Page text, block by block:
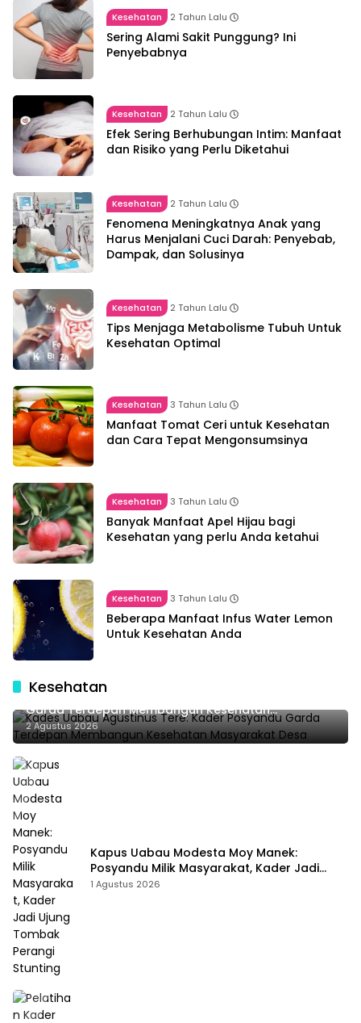
Kesehatan 2 Tahun Lalu
Sering Alami Sakit Punggung? Ini
Penyebabnya
Kesehatan 2 Tahun Lalu
Efek Sering Berhubungan Intim: Manfaat
dan Risiko yang Perlu Diketahui
Kesehatan 2 Tahun Lalu
Fenomena Meningkatnya Anak yang
Harus Menjalani Cuci Darah: Penyebab,
Dampak, dan Solusinya
Kesehatan 2 Tahun Lalu
Tips Menjaga Metabolisme Tubuh Untuk
Kesehatan Optimal
Kesehatan 3 Tahun Lalu
Manfaat Tomat Ceri untuk Kesehatan
dan Cara Tepat Mengonsumsinya
Kesehatan 3 Tahun Lalu
Banyak Manfaat Apel Hijau bagi
Kesehatan yang perlu Anda ketahui
Kesehatan 3 Tahun Lalu
Beberapa Manfaat Infus Water Lemon
Untuk Kesehatan Anda
Kesehatan
Kades Uabau Agustinus Tere: Kader Posyandu
Garda Terdepan Membangun Kesehatan
Masyarakat Desa
2 Agustus 2026
Kapus Uabau Modesta Moy Manek:
Posyandu Milik Masyarakat, Kader Jadi
Ujung Tombak Perangi Stunting
1 Agustus 2026